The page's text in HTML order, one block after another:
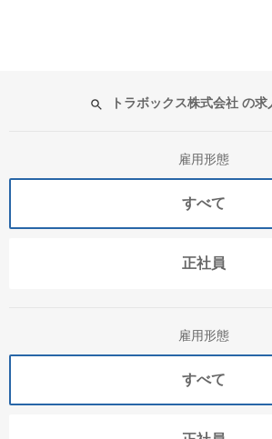
トラボックス株式会社 の求
雇用形態
すべて
正社員
雇用形態
すべて